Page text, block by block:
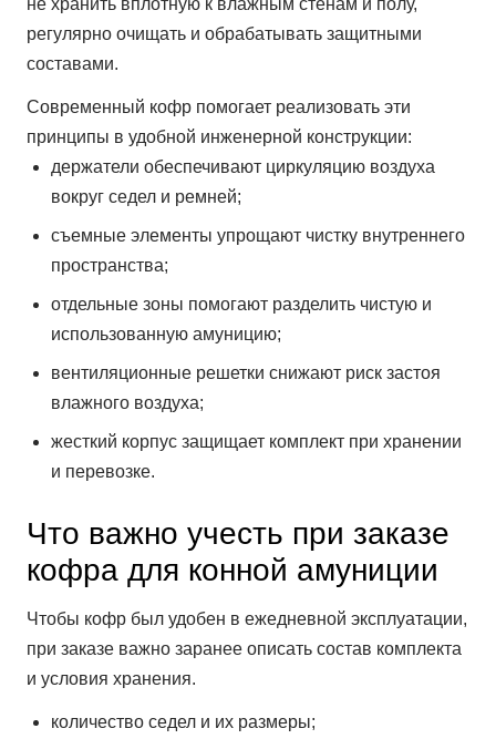
регулярно очищать и обрабатывать защитными
составами.
Современный кофр помогает реализовать эти
принципы в удобной инженерной конструкции:
держатели обеспечивают циркуляцию воздуха
вокруг седел и ремней;
съемные элементы упрощают чистку внутреннего
пространства;
отдельные зоны помогают разделить чистую и
использованную амуницию;
вентиляционные решетки снижают риск застоя
влажного воздуха;
жесткий корпус защищает комплект при хранении
и перевозке.
Что важно учесть при заказе
кофра для конной амуниции
Чтобы кофр был удобен в ежедневной эксплуатации,
при заказе важно заранее описать состав комплекта
и условия хранения.
количество седел и их размеры;